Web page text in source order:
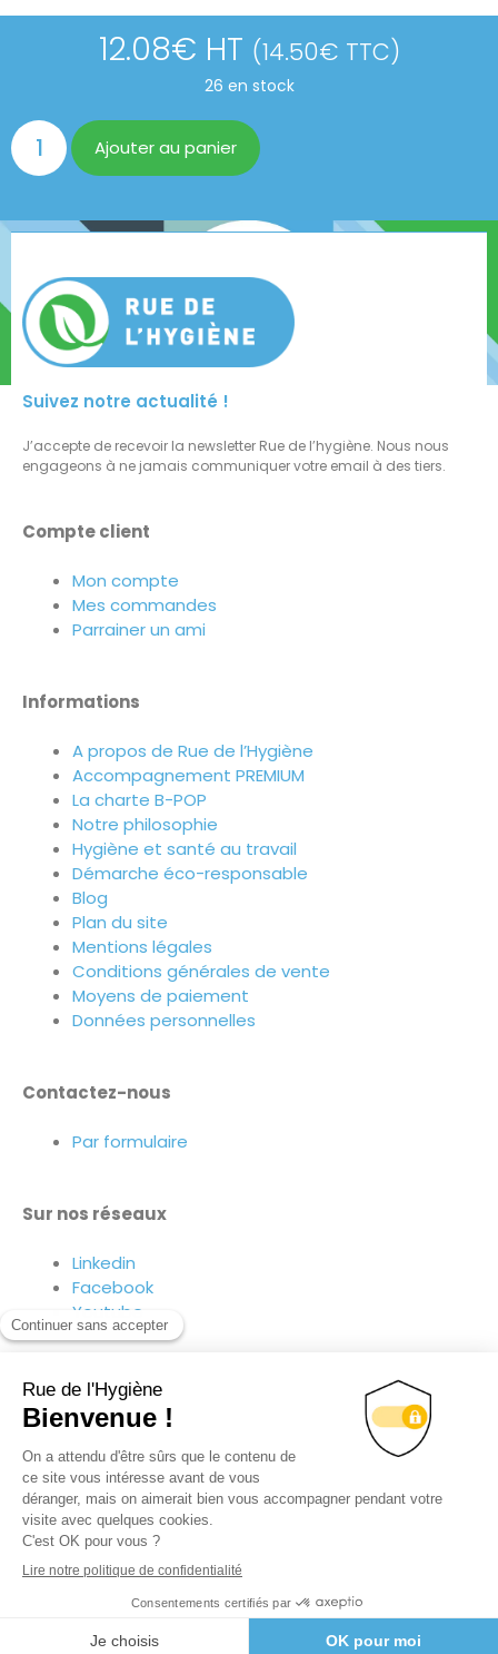
12.08€ HT (14.50€ TTC)
26 en stock
Ajouter au panier
Suivez notre actualité !
J’accepte de recevoir la newsletter Rue de l’hygiène. Nous nous
engageons à ne jamais communiquer votre email à des tiers.
Compte client
Mon compte
Mes commandes
Parrainer un ami
Informations
A propos de Rue de l’Hygiène
Accompagnement PREMIUM
La charte B-POP
Notre philosophie
Hygiène et santé au travail
Démarche éco-responsable
Blog
Plan du site
Mentions légales
Conditions générales de vente
Moyens de paiement
Données personnelles
Contactez-nous
Par formulaire
Sur nos réseaux
Linkedin
Facebook
Youtube
Suivez-nous sur nos réseaux !
RUE DE L’HYGIÈNE 2020